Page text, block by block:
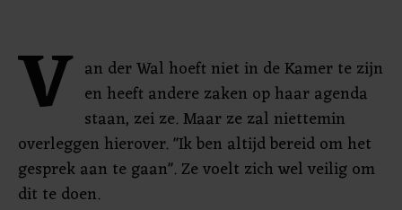
V an der Wal hoeft niet in de Kamer te zijn
en heeft andere zaken op haar agenda
staan, zei ze. Maar ze zal niettemin
overleggen hierover. "Ik ben altijd bereid om het
gesprek aan te gaan". Ze voelt zich wel veilig om
dit te doen.